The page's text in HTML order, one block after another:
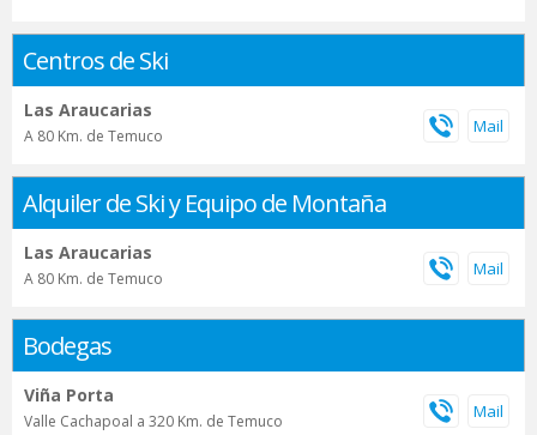
Centros de Ski
Las Araucarias
A 80 Km. de Temuco
Alquiler de Ski y Equipo de Montaña
Las Araucarias
A 80 Km. de Temuco
Bodegas
Viña Porta
Valle Cachapoal a 320 Km. de Temuco